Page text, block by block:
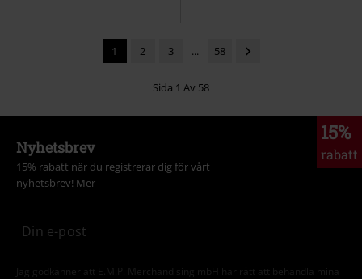
1 2 3 ... 58
Sida 1 Av 58
15%
rabatt
Nyhetsbrev
15% rabatt när du registrerar dig för vårt
nyhetsbrev! Mer
Jag godkänner att E.M.P. Merchandising mbH har rätt att behandla mina